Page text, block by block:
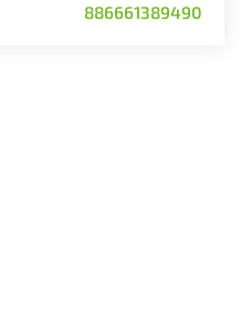
886661389490